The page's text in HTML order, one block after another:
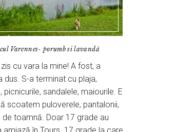
Varennes- porumb si lavandă
cu vara la mine! A fost, a
dus. S-a terminat cu plaja,
picnicurile, sandalele, maiourile. E
scoatem puloverele, pantalonii,
de toamnă. Doar 17 grade au